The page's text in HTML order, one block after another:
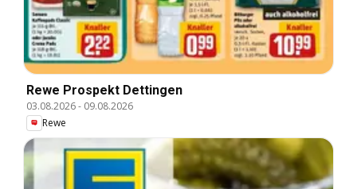
Rewe Prospekt Dettingen
03.08.2026- 09.08.2026
Rewe